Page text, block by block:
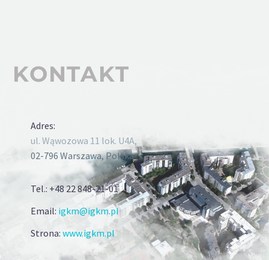
KONTAKT
Adres:
ul. Wąwozowa 11 lok. U4A,
02-796 Warszawa, Polska
Tel.: +48 22 848-21-01
Email: igkm@igkm.pl
Strona: www.igkm.pl